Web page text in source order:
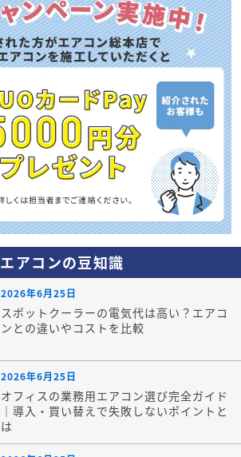
エアコンの豆知識
2026年6月25日
スポットクーラーの電気代は高い？エアコ
ンとの違いやコストを比較
2026年6月25日
オフィスの業務用エアコン選び完全ガイド
｜導入・買い替えで失敗しないポイントと
は